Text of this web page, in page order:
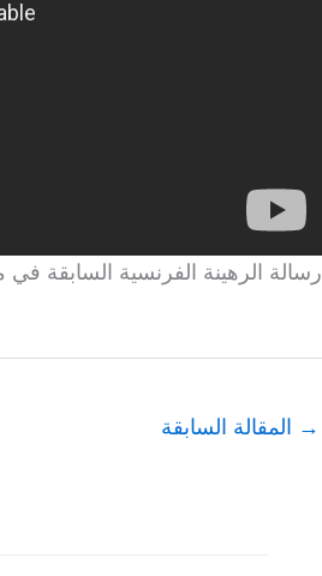
رسالة الرهينة الفرنسية السابقة
→ المقالة السابقة